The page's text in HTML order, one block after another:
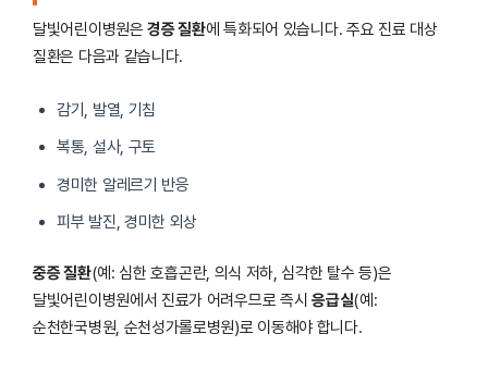
달빛어린이병원은경증 질환에 특화되어 있습니다. 주요 진료 대상
질환은 다음과 같습니다.
감기, 발열, 기침
복통, 설사, 구토
경미한 알레르기 반응
피부 발진, 경미한 외상
중증 질환(예: 심한 호흡곤란, 의식 저하, 심각한 탈수 등)은
달빛어린이병원에서 진료가 어려우므로 즉시응급실(예:
순천한국병원, 순천성가롤로병원)로 이동해야 합니다.